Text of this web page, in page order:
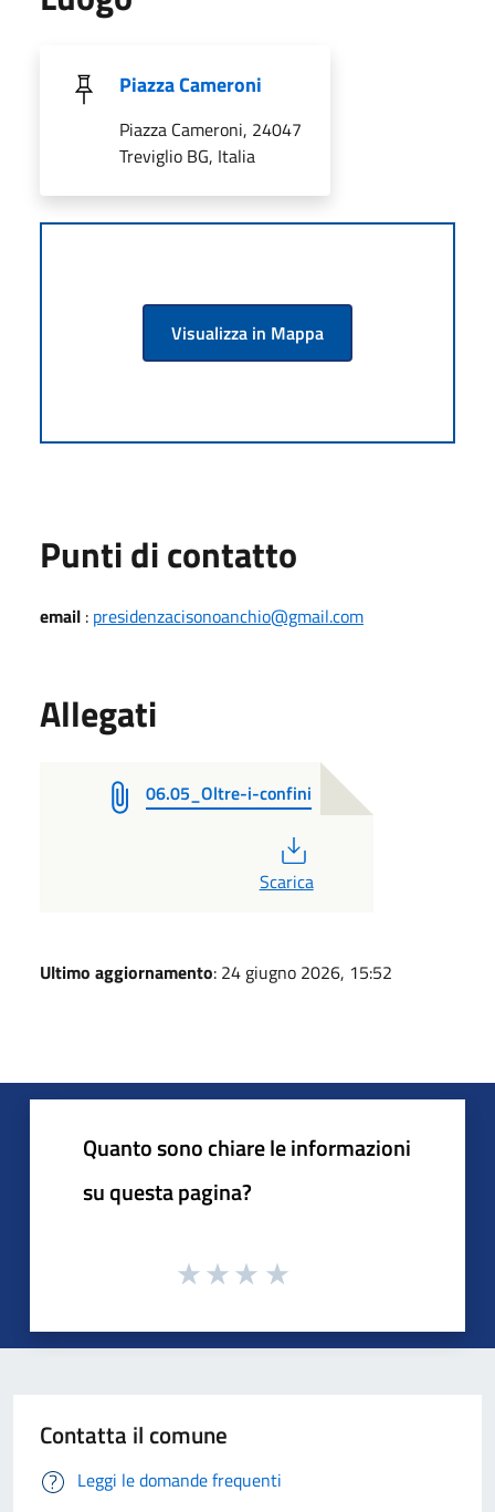
Piazza Cameroni
Piazza Cameroni, 24047
Treviglio BG, Italia
Visualizza in Mappa
Punti di contatto
email : presidenzacisonoanchio@gmail.com
Allegati
06.05_Oltre-i-confini
Scarica
Ultimo aggiornamento: 24 giugno 2026, 15:52
Quanto sono chiare le informazioni
su questa pagina?
Contatta il comune
Leggi le domande frequenti